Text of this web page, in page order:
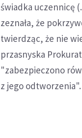
świadka uczennicę
zeznała, że
twierdząc, że nie
przasnyska
"zabezpieczono
z jego odtworzenia".